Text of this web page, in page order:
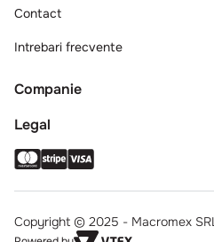
Contact
Intrebari frecvente
Companie
Legal
Copyright © 2025 - Macromex